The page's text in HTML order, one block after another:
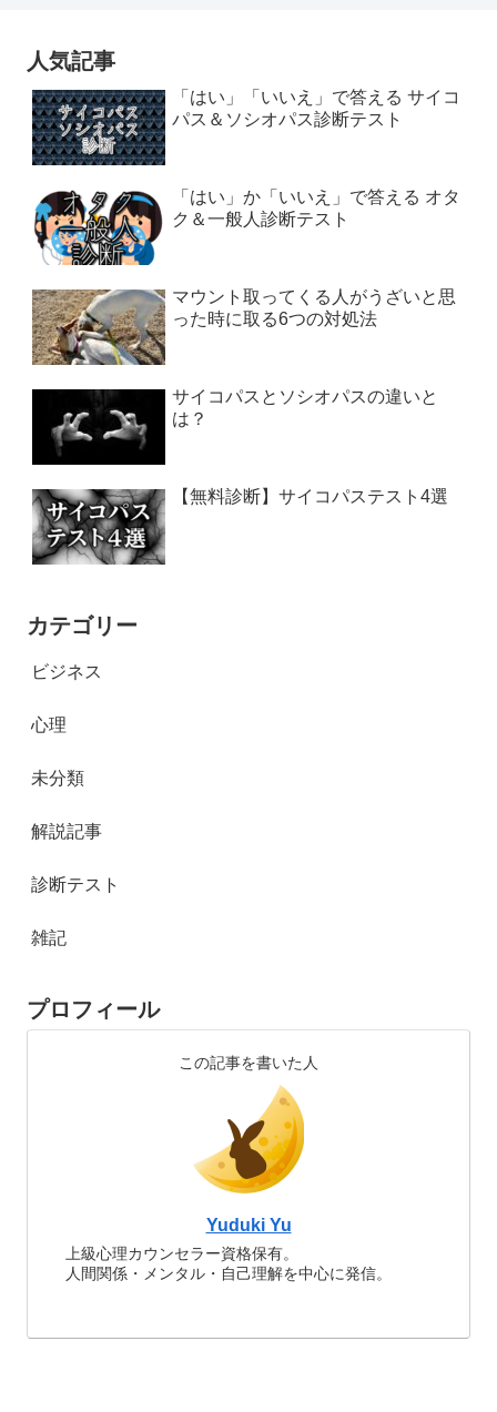
人気記事
「はい」「いいえ」で答える サイコ
パス＆ソシオパス診断テスト
「はい」か「いいえ」で答える オタ
ク＆一般人診断テスト
マウント取ってくる人がうざいと思
った時に取る6つの対処法
サイコパスとソシオパスの違いと
は？
【無料診断】サイコパステスト4選
カテゴリー
ビジネス
心理
未分類
解説記事
診断テスト
雑記
プロフィール
この記事を書いた人
Yuduki Yu
上級心理カウンセラー資格保有。
人間関係・メンタル・自己理解を中心に発信。